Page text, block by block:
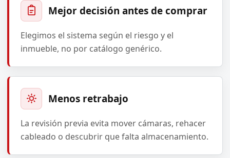
Mejor decisión antes de comprar
Elegimos el sistema según el riesgo y el
inmueble, no por catálogo genérico.
Menos retrabajo
La revisión previa evita mover cámaras, rehacer
cableado o descubrir que falta almacenamiento.